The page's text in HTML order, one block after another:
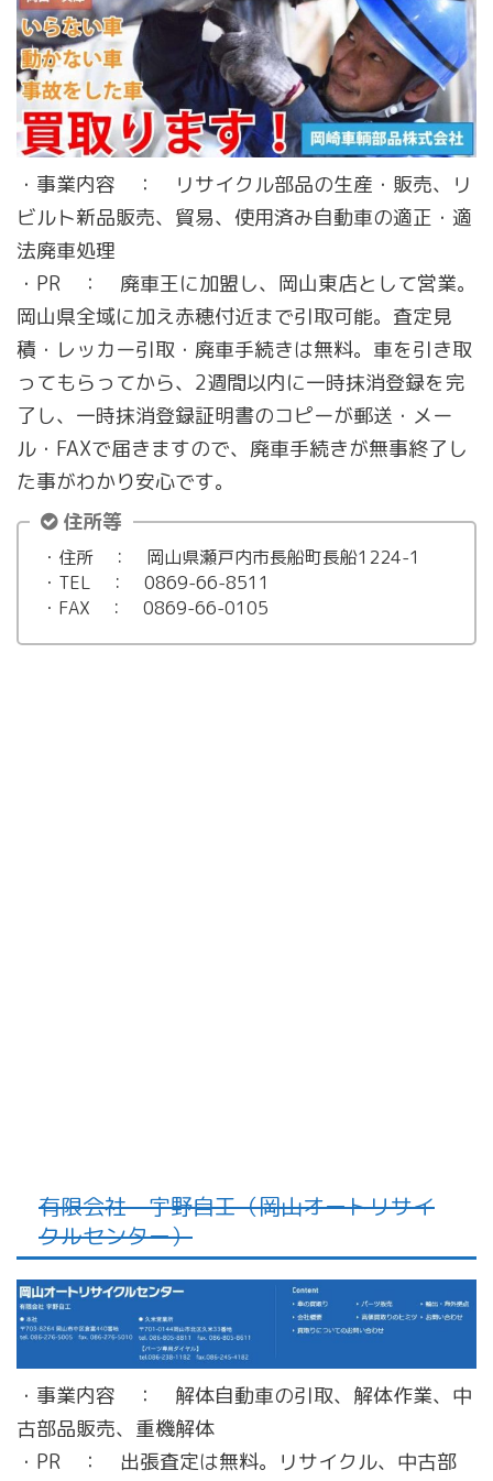
・事業内容 ： リサイクル部品の生産・販売、リ
ビルト新品販売、貿易、使用済み自動車の適正・適
法廃車処理
・PR ： 廃車王に加盟し、岡山東店として営業。
岡山県全域に加え赤穂付近まで引取可能。査定見
積・レッカー引取・廃車手続きは無料。車を引き取
ってもらってから、2週間以内に一時抹消登録を完
了し、一時抹消登録証明書のコピーが郵送・メー
ル・FAXで届きますので、廃車手続きが無事終了し
た事がわかり安心です。
住所等
・住所 ： 岡山県瀬戸内市長船町長船1224-1
・TEL ： 0869-66-8511
・FAX ： 0869-66-0105
有限会社 宇野自工（岡山オートリサイ
クルセンター）
・事業内容 ： 解体自動車の引取、解体作業、中
古部品販売、重機解体
・PR ： 出張査定は無料。リサイクル、中古部